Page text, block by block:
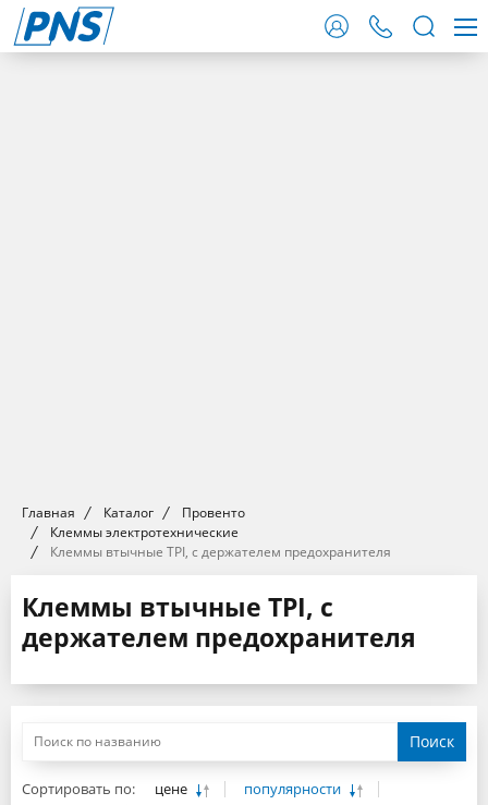
Главная Каталог
Провенто
Клеммы электротехнические
Клеммы втычные TPI, с держателем предохранителя
Клеммы втычные TPI, с
держателем предохранителя
Поиск
Сортировать по: цене
популярности